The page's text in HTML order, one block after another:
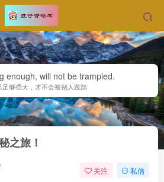
enough, will not be trampled.
足够强大，才不会被别人践踏
之旅！
关注 私信